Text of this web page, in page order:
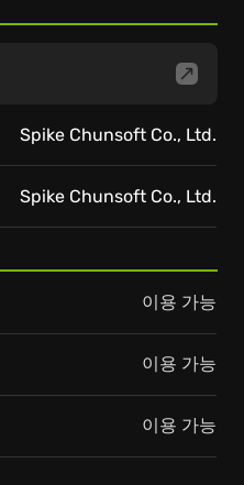
Spike Chunsoft Co., Ltd.
Spike Chunsoft Co., Ltd.
이용 가능
이용 가능
이용 가능